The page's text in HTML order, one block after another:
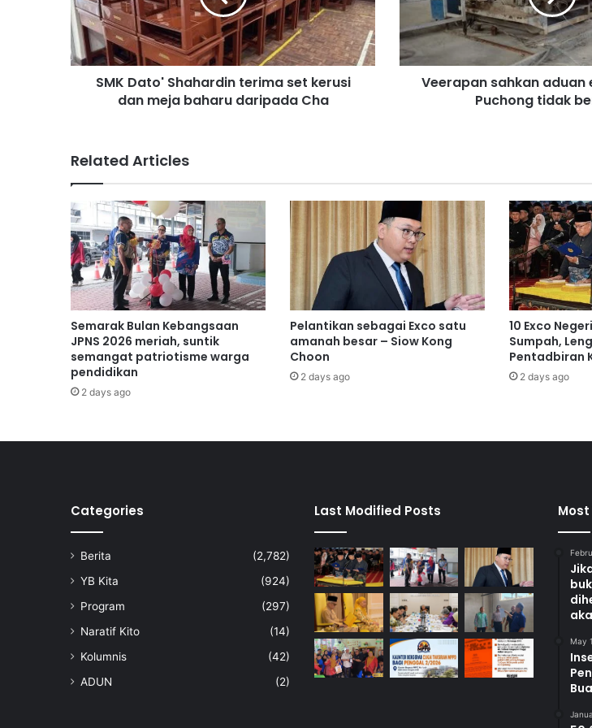
t
o
'
S
d
i
n
t
e
r
i
m
a
s
e
t
k
e
s
n
j
a
a
h
r
u
SMK Dato' Shahardin terima set kerusi
dan meja baharu daripada Cha
a
n
s
d
u
a
n
e
-
w
a
s
t
P
o
t
i
d
a
k
b
e
r
Veerapan sahkan aduan
Puchong tidak
Related Articles
Semarak Bulan Kebangsaan
JPNS 2026 meriah, suntik
semangat patriotisme warga
pendidikan
2 days ago
Pelantikan sebagai Exco satu
amanah besar – Siow Kong
Choon
2 days ago
10 Exco
Sumpah,
Pentadbiran
2 days ago
Categories
Berita
(2,782)
YB Kita
(924)
Program
(297)
Naratif Kito
(14)
Kolumnis
(42)
ADUN
(2)
Last Modified Posts
May